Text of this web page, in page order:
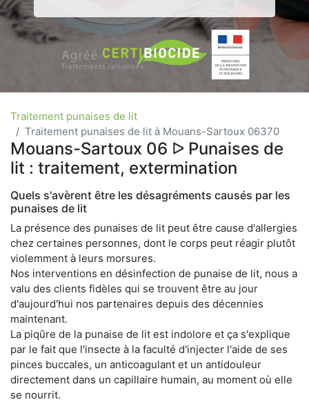
Traitement punaises de lit
Traitement punaises de lit à Mouans-Sartoux 06370
Mouans-Sartoux 06 ᐅ Punaises de
lit : traitement, extermination
Quels s'avèrent être les désagréments causés par les
punaises de lit
La présence des punaises de lit peut être cause d'allergies
chez certaines personnes, dont le corps peut réagir plutôt
violemment à leurs morsures.
Nos interventions en désinfection de punaise de lit, nous a
valu des clients fidèles qui se trouvent être au jour
d'aujourd'hui nos partenaires depuis des décennies
maintenant.
La piqûre de la punaise de lit est indolore et ça s'explique
par le fait que l'insecte à la faculté d'injecter l'aide de ses
pinces buccales, un anticoagulant et un antidouleur
directement dans un capillaire humain, au moment où elle
se nourrit.